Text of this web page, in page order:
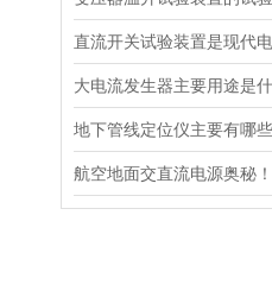
大电流发生器主要用途是
地下管线定位仪主要有哪
航空地面交直流电源奥秘！